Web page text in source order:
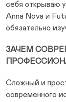
себя открываю
Anna Nova и
обязательно
ЗАЧЕМ
Сложный и
современного